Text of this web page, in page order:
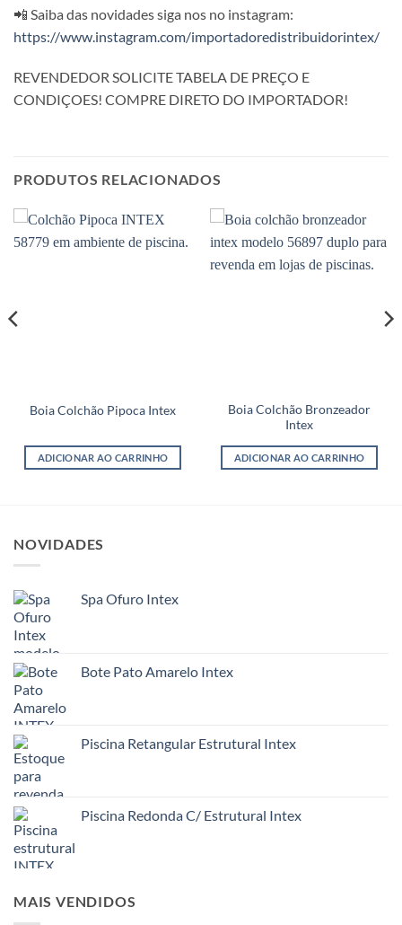
📲 Saiba das novidades siga nos no instagram:
https://www.instagram.com/importadoredistribuidorintex/
REVENDEDOR SOLICITE TABELA DE PREÇO E
CONDIÇOES! COMPRE DIRETO DO IMPORTADOR!
PRODUTOS RELACIONADOS
Boia Colchão Pipoca Intex
ADICIONAR AO CARRINHO
Boia Colchão Bronzeador
Intex
ADICIONAR AO CARRINHO
NOVIDADES
Spa Ofuro Intex
Bote Pato Amarelo Intex
Piscina Retangular Estrutural Intex
Piscina Redonda C/ Estrutural Intex
MAIS VENDIDOS